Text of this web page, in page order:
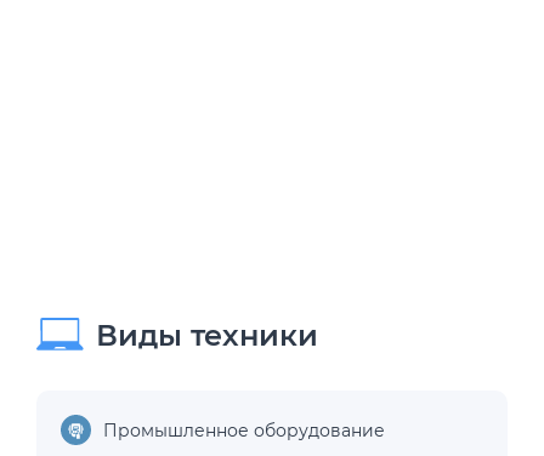
Виды техники
Промышленное оборудование